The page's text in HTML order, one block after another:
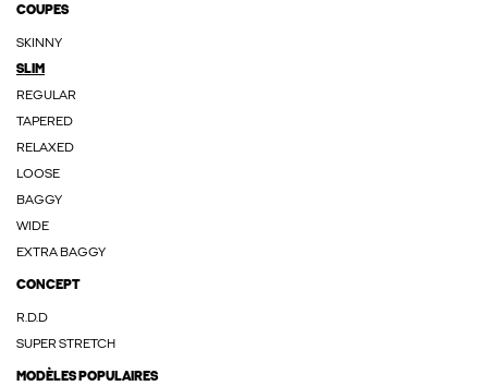
COUPES
SKINNY
SLIM
REGULAR
TAPERED
RELAXED
LOOSE
BAGGY
WIDE
EXTRA BAGGY
CONCEPT
R.D.D
SUPER STRETCH
MODÈLES POPULAIRES